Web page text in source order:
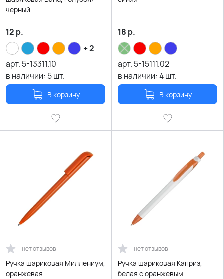
черный
12 р.
+ 2
арт. 5-13311.10
в наличии: 5шт.
В корзину
18 р.
арт. 5-15111.02
в наличии:4шт.
В корзину
нет отзывов
Ручка шариковая Миллениум,
оранжевая
нет отзывов
Ручка шариковая Каприз,
белая с оранжевым